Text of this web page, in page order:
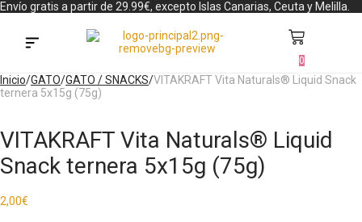
Envío gratis a partir de 29.99€, excepto Islas Canarias, Ceuta y Melilla.
0
Inicio/GATO/GATO / SNACKS/VITAKRAFT Vita Naturals® Liquid Snack
ternera 5x15g (75g)
VITAKRAFT Vita Naturals® Liquid
Snack ternera 5x15g (75g)
2,00€